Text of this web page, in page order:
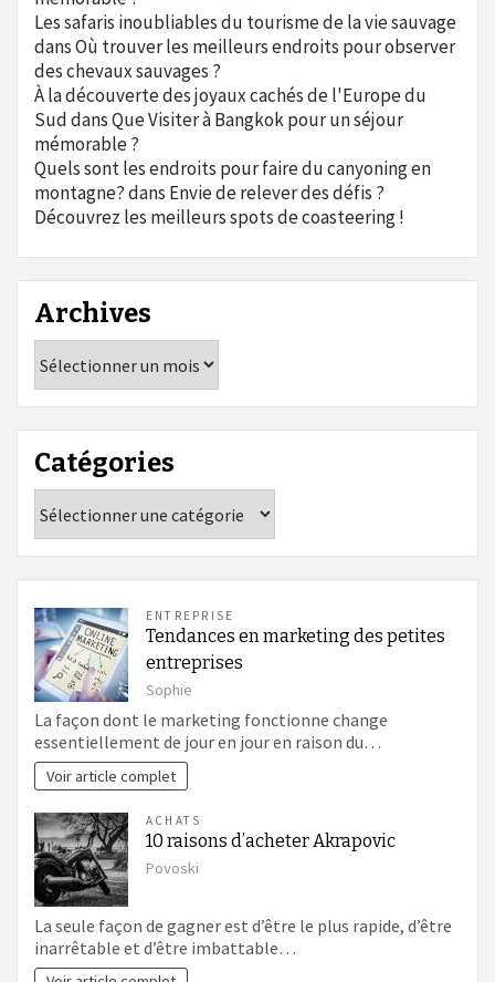
Les safaris inoubliables du tourisme de la vie sauvage
dansOù trouver les meilleurs endroits pour observer
des chevaux sauvages ?
À la découverte des joyaux cachés de l'Europe du
SuddansQue Visiter à Bangkok pour un séjour
mémorable ?
Quels sont les endroits pour faire du canyoning en
montagne?dans Envie de relever des défis ?
Découvrez les meilleurs spots de coasteering !
Archives
Catégories
ENTREPRISE
Tendances en marketing des petites
entreprises
Sophie
La façon dont le marketing fonctionne change
essentiellement de jour en jour en raison du…
Voir article complet
ACHATS
10 raisons d’acheter Akrapovic
Povoski
La seule façon de gagner est d’être le plus rapide, d’être
inarrêtable et d’être imbattable…